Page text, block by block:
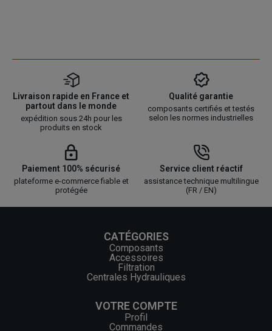
Livraison rapide en France et
partout dans le monde
expédition sous 24h pour les
produits en stock
Qualité garantie
composants certifiés et testés
selon les normes industrielles
Paiement 100% sécurisé
plateforme e-commerce fiable et
protégée
Service client réactif
assistance technique multilingue
(FR / EN)
CATÉGORIES
Composants
Accessoires
Filtration
Centrales Hydrauliques
VOTRE COMPTE
Profil
Commandes